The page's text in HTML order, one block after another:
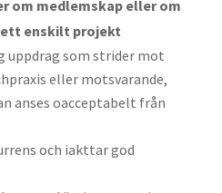
om medlemskap eller om
enskilt projekt
uppdrag som strider mot
eller motsvarande,
anses oacceptabelt från
och iakttar god